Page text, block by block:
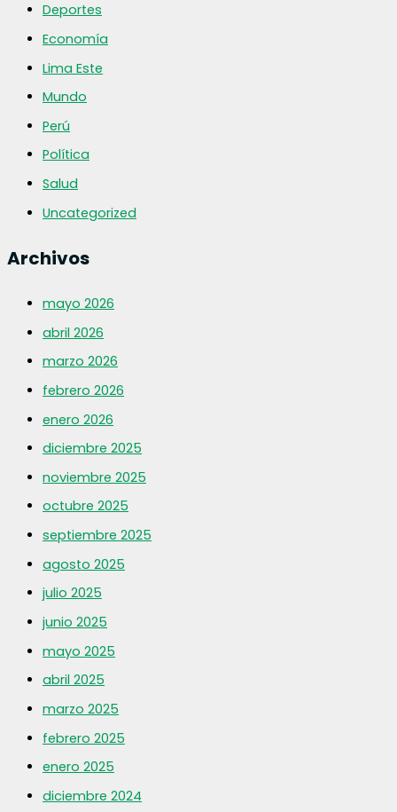
Deportes
Economía
Lima Este
Mundo
Perú
Política
Salud
Uncategorized
Archivos
mayo 2026
abril 2026
marzo 2026
febrero 2026
enero 2026
diciembre 2025
noviembre 2025
octubre 2025
septiembre 2025
agosto 2025
julio 2025
junio 2025
mayo 2025
abril 2025
marzo 2025
febrero 2025
enero 2025
diciembre 2024